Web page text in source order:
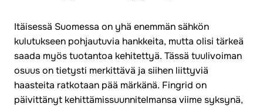
Itäisessä Suomessa on yhä enemmän sähkön
kulutukseen pohjautuvia hankkeita, mutta olisi tärkeä
saada myös tuotantoa kehitettyä. Tässä tuulivoiman
osuus on tietysti merkittävä ja siihen liittyviä
haasteita ratkotaan pää märkänä. Fingrid on
päivittänyt kehittämissuunnitelmansa viime syksynä,